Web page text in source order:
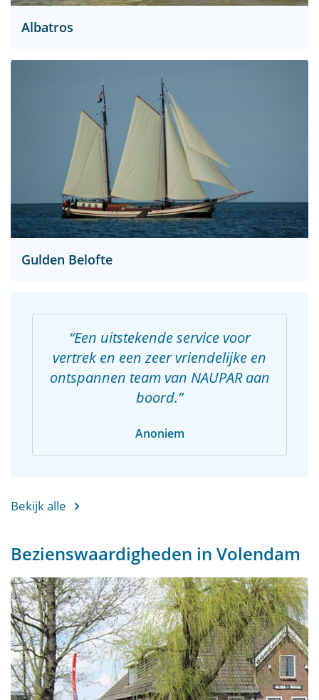
Albatros
Gulden Belofte
Een uitstekende service voor
vertrek en een zeer vriendelijke en
ontspannen team van NAUPAR aan
boord.
Anoniem
Bekijk alle
Bezienswaardigheden in Volendam